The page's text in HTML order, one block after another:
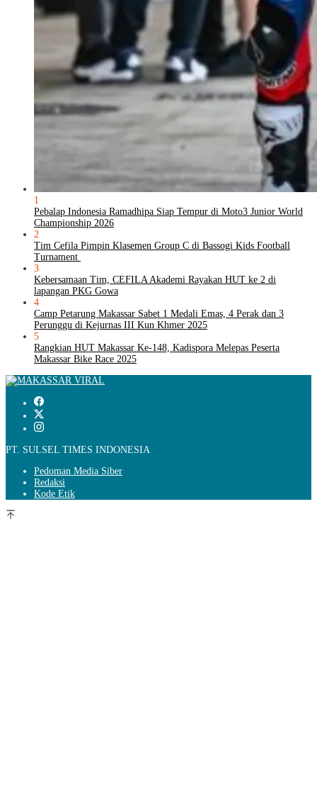
1
Pebalap Indonesia Ramadhipa Siap Tempur di Moto3 Junior World
Championship 2026
2
Tim Cefila Pimpin Klasemen Group C di Bassogi Kids Football
Turnament
3
Kebersamaan Tim, CEFILA Akademi Rayakan HUT ke 2 di
lapangan PKG Gowa
4
Camp Petarung Makassar Sabet 1 Medali Emas, 4 Perak dan 3
Perunggu di Kejurnas III Kun Khmer 2025
5
Rangkian HUT Makassar Ke-148, Kadispora Melepas Peserta
Makassar Bike Race 2025
PT. SULSEL TIMES INDONESIA
Pedoman Media Siber
Redaksi
Kode Etik